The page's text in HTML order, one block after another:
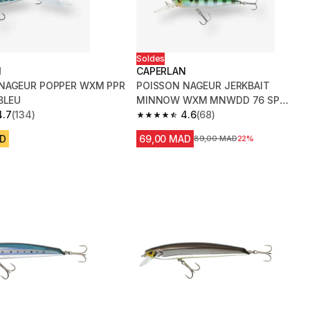
POPPER WXM PPR
stars from 134 reviews
(134)
Soldes
CAPERLAN
POISSON NAGEUR JERKBAIT
MINNOW WXM MNWDD 76 SP
BLUEGILL 4.6
4.6 out of 5 stars from 68 reviews
(68)
69,00 MAD Prix avant la réduction
89,00 MAD22%